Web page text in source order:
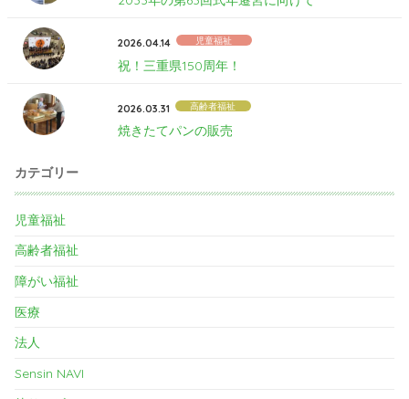
2026.04.14 児童福祉
祝！三重県150周年！
2026.03.31 高齢者福祉
焼きたてパンの販売
カテゴリー
児童福祉
高齢者福祉
障がい福祉
医療
法人
Sensin NAVI